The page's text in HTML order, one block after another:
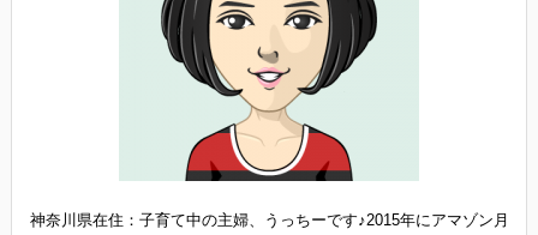
神奈川県在住：子育て中の主婦、うっちーです♪2015年にアマゾン月